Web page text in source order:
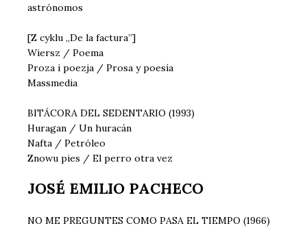
astrónomos
[Z cyklu „De la factura”]
Wiersz / Poema
Proza i poezja / Prosa y poesía
Massmedia
BITÁCORA DEL SEDENTARIO (1993)
Huragan / Un huracán
Nafta / Petróleo
Znowu pies / El perro otra vez
JOSÉ EMILIO PACHECO
NO ME PREGUNTES COMO PASA EL TIEMPO (1966)